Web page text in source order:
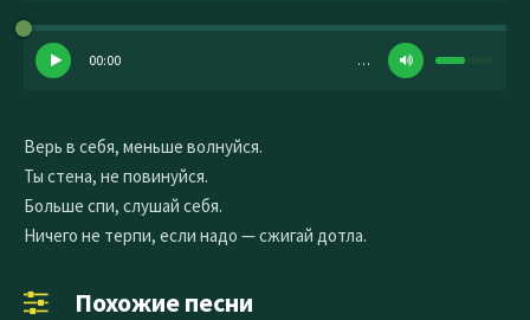
00:00 …
Верь в себя, меньше волнуйся.
Ты стена, не повинуйся.
Больше спи, слушай себя.
Ничего не терпи, если надо — сжигай дотла.
Похожие песни